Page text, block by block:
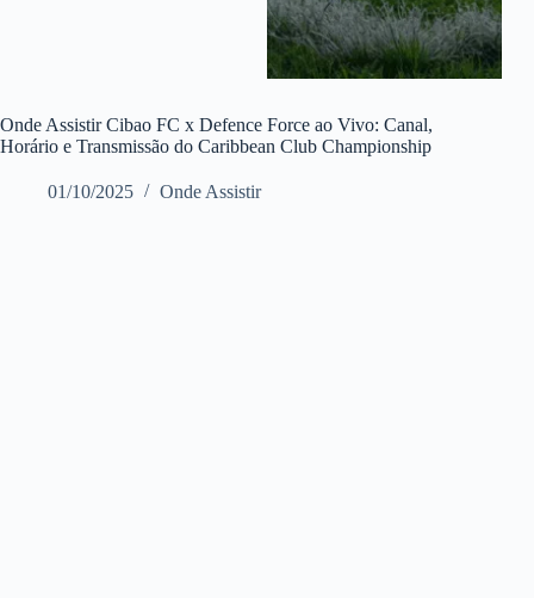
Onde Assistir Cibao FC x Defence Force ao Vivo: Canal,
Horário e Transmissão do Caribbean Club Championship
01/10/2025 Onde Assistir